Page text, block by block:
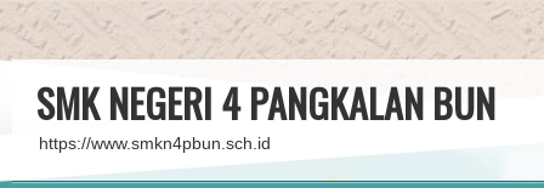
SMK NEGERI 4 PANGKALAN BUN
https://www.smkn4pbun.sch.id